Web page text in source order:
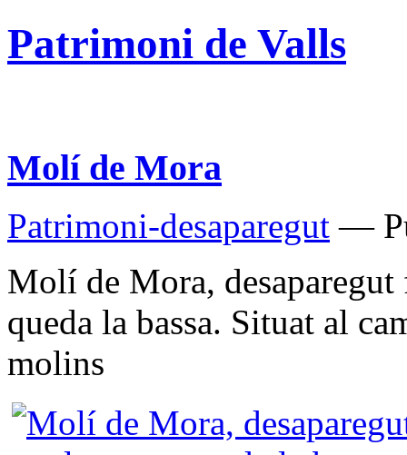
Patrimoni de Valls
Molí de Mora
Patrimoni-desaparegut —
Molí de Mora, desaparegut
queda la bassa. Situat al
molins